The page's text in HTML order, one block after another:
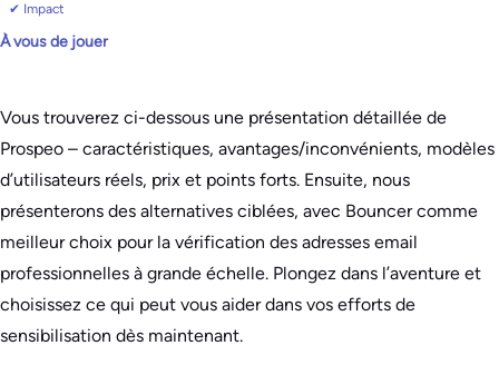
✔ Impact
À vous de jouer
Vous trouverez ci-dessous une présentation détaillée de
Prospeo – caractéristiques, avantages/inconvénients, modèles
d’utilisateurs réels, prix et points forts. Ensuite, nous
présenterons des alternatives ciblées, avec Bouncer comme
meilleur choix pour la vérification des adresses email
professionnelles à grande échelle. Plongez dans l’aventure et
choisissez ce qui peut vous aider dans vos efforts de
sensibilisation dès maintenant.